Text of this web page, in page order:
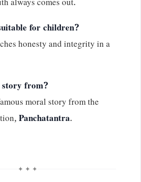
always comes out.
for children?
honesty and integrity in a
story from?
moral story from the
Panchatantra.
✦ ✦ ✦